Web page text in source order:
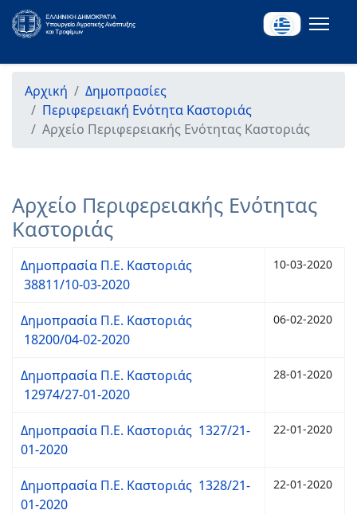
Αρχική
Δημοπρασίες
Περιφερειακή Ενότητα Καστοριάς
Αρχείο Περιφερειακής Ενότητας Καστοριάς
Αρχείο Περιφερειακής Ενότητας
Καστοριάς
Δημοπρασία Π.Ε. Καστοριάς
38811/10-03-2020
10-03-2020
Δημοπρασία Π.Ε. Καστοριάς
18200/04-02-2020
06-02-2020
Δημοπρασία Π.Ε. Καστοριάς
12974/27-01-2020
28-01-2020
Δημοπρασία Π.Ε. Καστοριάς 1327/21-
01-2020
22-01-2020
Δημοπρασία Π.Ε. Καστοριάς 1328/21-
01-2020
22-01-2020